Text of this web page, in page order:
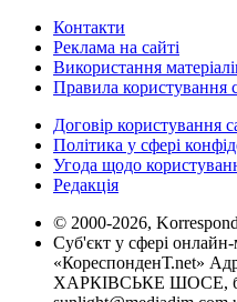
Контакти
Реклама на сайті
Використання
Правила користування
Договір користування
Політика у сфері
Угода щодо
Редакція
© 2000-2026,
Суб'єкт у сфері
«КореспонденТ.net»
ХАРКІВСЬКЕ ШОСЕ,